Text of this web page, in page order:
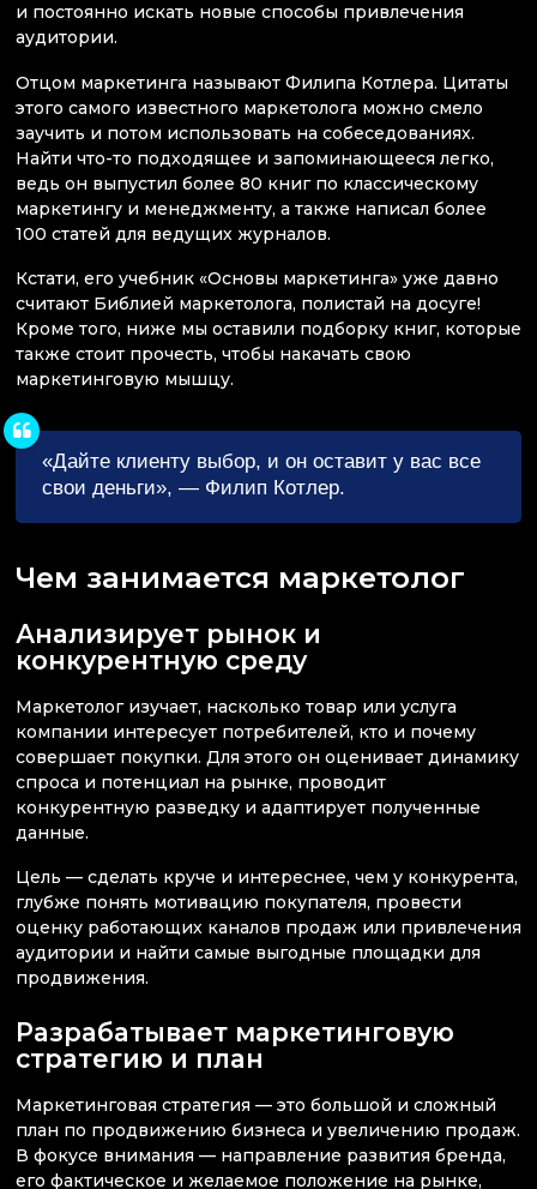
и постоянно искать новые способы привлечения
аудитории.
Отцом маркетинга называют Филипа Котлера. Цитаты
этого самого известного маркетолога можно смело
заучить и потом использовать на собеседованиях.
Найти что-то подходящее и запоминающееся легко,
ведь он выпустил более 80 книг по классическому
маркетингу и менеджменту, а также написал более
100 статей для ведущих журналов.
Кстати, его учебник «Основы маркетинга» уже давно
считают Библией маркетолога, полистай на досуге!
Кроме того, ниже мы оставили подборку книг, которые
также стоит прочесть, чтобы накачать свою
маркетинговую мышцу.
«Дайте клиенту выбор, и он оставит у вас все
свои деньги», — Филип Котлер.
Чем занимается маркетолог
Анализирует рынок и
конкурентную среду
Маркетолог изучает, насколько товар или услуга
компании интересует потребителей, кто и почему
совершает покупки. Для этого он оценивает динамику
спроса и потенциал на рынке, проводит
конкурентную разведку и адаптирует полученные
данные.
Цель — сделать круче и интереснее, чем у конкурента,
глубже понять мотивацию покупателя, провести
оценку работающих каналов продаж или привлечения
аудитории и найти самые выгодные площадки для
продвижения.
Разрабатывает маркетинговую
стратегию и план
Маркетинговая стратегия — это большой и сложный
план по продвижению бизнеса и увеличению продаж.
В фокусе внимания — направление развития бренда,
его фактическое и желаемое положение на рынке,